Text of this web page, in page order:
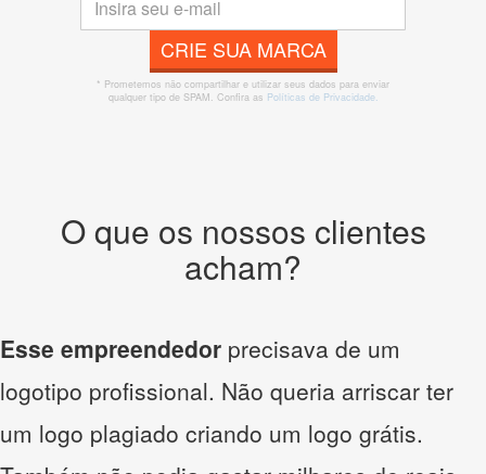
CRIE SUA MARCA
* Prometemos não compartilhar e utilizar seus dados para enviar
qualquer tipo de SPAM. Confira as Políticas de Privacidade.
O que os nossos clientes
acham?
Esse empreendedor precisava de um
logotipo profissional. Não queria arriscar ter
um logo plagiado criando um logo grátis.